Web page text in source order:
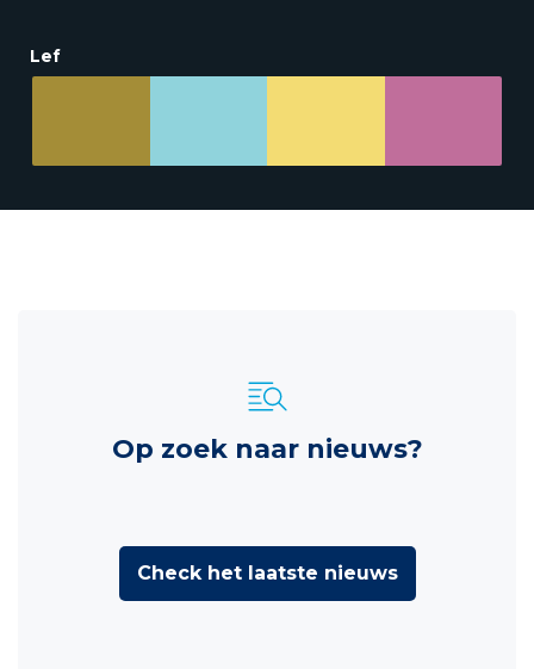
Lef
Op zoek naar nieuws?
Check het laatste nieuws